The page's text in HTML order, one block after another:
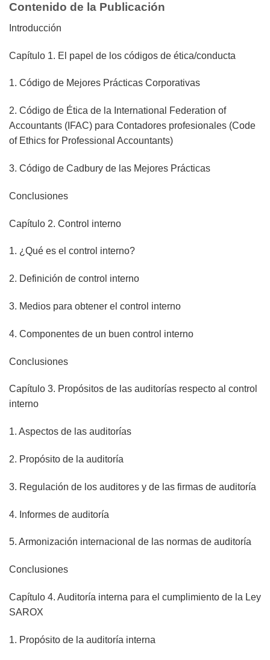
Contenido de la Publicación
Introducción
Capítulo 1. El papel de los códigos de ética/conducta
1. Código de Mejores Prácticas Corporativas
2. Código de Ética de la International Federation of
Accountants (IFAC) para Contadores profesionales (Code
of Ethics for Professional Accountants)
3. Código de Cadbury de las Mejores Prácticas
Conclusiones
Capítulo 2. Control interno
1. ¿Qué es el control interno?
2. Definición de control interno
3. Medios para obtener el control interno
4. Componentes de un buen control interno
Conclusiones
Capítulo 3. Propósitos de las auditorías respecto al control
interno
1. Aspectos de las auditorías
2. Propósito de la auditoría
3. Regulación de los auditores y de las firmas de auditoría
4. Informes de auditoría
5. Armonización internacional de las normas de auditoría
Conclusiones
Capítulo 4. Auditoría interna para el cumplimiento de la Ley
SAROX
1. Propósito de la auditoría interna